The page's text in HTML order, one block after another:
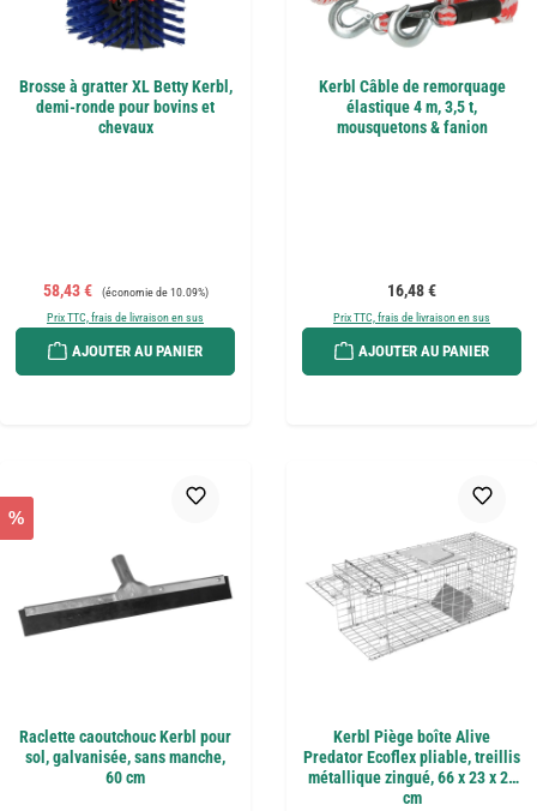
Brosse à gratter XL Betty Kerbl,
demi-ronde pour bovins et
chevaux
Prix de vente :
58,43 € Prix régulier :
(économie de 10.09%)
Prix TTC, frais de livraison en sus
AJOUTER AU PANIER
Kerbl Câble de remorquage
élastique 4 m, 3,5 t,
mousquetons & fanion
Prix régulier :
16,48 €
Prix TTC, frais de livraison en sus
AJOUTER AU PANIER
%
Raclette caoutchouc Kerbl pour
sol, galvanisée, sans manche,
60 cm
Kerbl Piège boîte Alive
Predator Ecoflex pliable, treillis
métallique zingué, 66 x 23 x 24
cm